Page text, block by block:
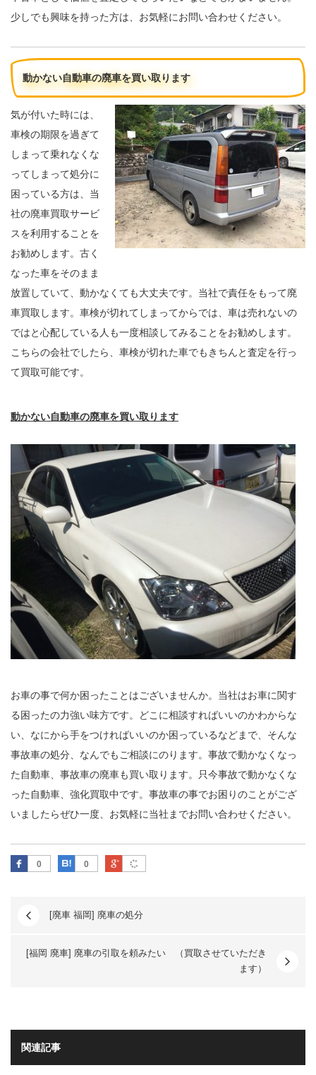
少しでも興味を持った方は、お気軽にお問い合わせください。
動かない自動車の廃車を買い取ります
気が付いた時には、
車検の期限を過ぎて
しまって乗れなくな
ってしまって処分に
困っている方は、当
社の廃車買取サービ
スを利用することを
お勧めします。古く
なった車をそのまま
放置していて、動かなくても大丈夫です。当社で責任をもって廃
車買取します。車検が切れてしまってからでは、車は売れないの
ではと心配している人も一度相談してみることをお勧めします。
こちらの会社でしたら、車検が切れた車でもきちんと査定を行っ
て買取可能です。
動かない自動車の廃車を買い取ります
お車の事で何か困ったことはございませんか。当社はお車に関す
る困ったの力強い味方です。どこに相談すればいいのかわからな
い、なにから手をつければいいのか困っているなどまで、そんな
事故車の処分、なんでもご相談にのります。事故で動かなくなっ
た自動車、事故車の廃車も買い取ります。只今事故で動かなくな
った自動車、強化買取中です。事故車の事でお困りのことがござ
いましたらぜひ一度、お気軽に当社までお問い合わせください。
0
Facebook 0
はてなブックマーク
Google Plus
[廃車 福岡] 廃車の処分
[福岡 廃車] 廃車の引取を頼みたい （買取させていただき
ます）
関連記事